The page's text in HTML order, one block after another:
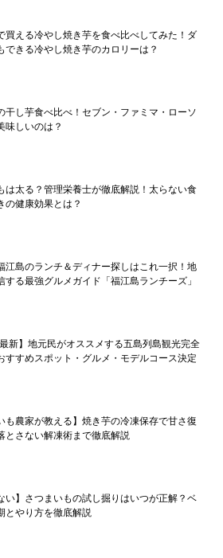
買える冷やし焼き芋を食べ比べしてみた！ダ
できる冷やし焼き芋のカロリーは？
干し芋食べ比べ！セブン・ファミマ・ローソ
味しいのは？
は太る？管理栄養士が徹底解説！太らない食
の健康効果とは？
江島のランチ＆ディナー探しはこれ一択！地
する最強グルメガイド「福江島ランチーズ」
最新】地元民がオススメする五島列島観光完全
すすめスポット・グルメ・モデルコース決定
も農家が教える】焼き芋の冷凍保存で甘さ復
とさない解凍術まで徹底解説
い】さつまいもの試し掘りはいつが正解？ベ
とやり方を徹底解説